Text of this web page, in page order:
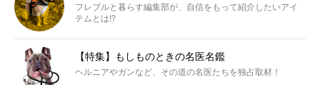
フレブルと暮らす編集部が、自信をもって紹介したいアイ
テムとは!?
【特集】もしものときの名医名鑑
ヘルニアやガンなど、その道の名医たちを独占取材！